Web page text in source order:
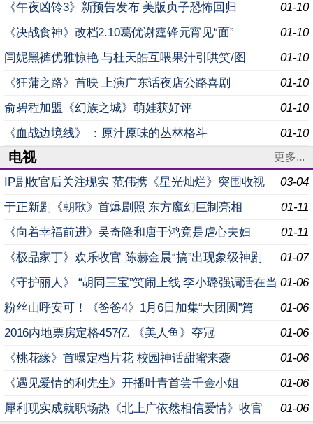
01-10
《午夜凶铃3》新预告发布 美版贞子恐怖回归
01-10
《决战食神》改档2.10葛优谢霆锋元宵见“面”
01-10
闫妮黑裤优雅惊艳 与杜天皓互喂果汁引哄笑/图
01-10
《狂蒲之路》首映 上演广东话夜店公路喜剧
01-10
俞碧程加盟《幻族之城》萌娃获好评
01-10
《血战边境线》 ：原汁原味的丛林格斗
电视 更多...
03-04
IP剧收官后关注现实 范伟携《星光灿烂》突围收视
01-11
于正新剧《朝歌》首爆剧照 东方魔幻巨制亮相
01-11
《向着幸福前进》吴奇隆和唐于鸿竟是虐心夫妇
01-07
《极品家丁》欢乐收官 陈赫金晨“搞”出现象级神剧
01-06
《守护丽人》 “胡同三宝”笑闹上线 李小璐强调活在当
下
01-06
粉丝山呼安可！《爸爸4》1月6日加集“大团圆”篇
01-06
2016内地票房定格457亿 《美人鱼》夺冠
01-06
《桃花缘》首曝定档片花 校园神话甜蜜来袭
01-06
《遇见爱情的利先生》开播叶青首尝千金小姐
01-06
犀利现实成就职场热《北上广依然相信爱情》收官